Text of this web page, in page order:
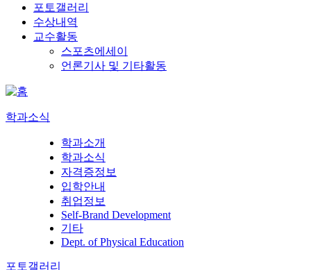
포토갤러리
수상내역
교수활동
스포츠에세이
언론기사 및 기타활동
학과소식
학과소개
학과소식
자격증정보
입학안내
취업정보
Self-Brand Development
기타
Dept. of Physical Education
포토갤러리